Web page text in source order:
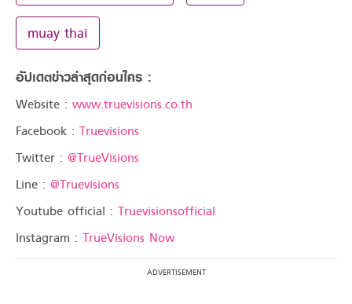
muay thai
อัปเดตข่าวล่าสุดก่อนใคร :
Website : www.truevisions.co.th
Facebook : Truevisions
Twitter : @TrueVisions
Line : @Truevisions
Youtube official : Truevisionsofficial
Instagram : TrueVisions Now